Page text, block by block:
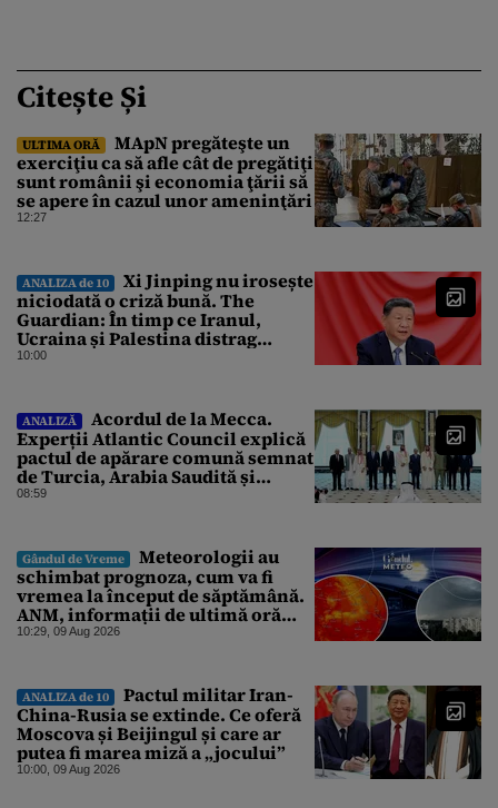
Citește Și
ULTIMA ORĂ
MApN pregăteşte un
exerciţiu ca să afle cât de pregătiţi
sunt românii şi economia ţării să
se apere în cazul unor ameninţări
12:27
ANALIZA de 10
Xi Jinping nu irosește
niciodată o criză bună. The
Guardian: În timp ce Iranul,
Ucraina și Palestina distrag
atenția lumii, el strânge șurubul
10:00
ANALIZĂ
Acordul de la Mecca.
Experții Atlantic Council explică
pactul de apărare comună semnat
de Turcia, Arabia Saudită și
Pakistan
08:59
Gândul de Vreme
Meteorologii au
schimbat prognoza, cum va fi
vremea la început de săptămână.
ANM, informații de ultimă oră
pentru Gândul
10:29, 09 Aug 2026
ANALIZA de 10
Pactul militar Iran-
China-Rusia se extinde. Ce oferă
Moscova și Beijingul și care ar
putea fi marea miză a „jocului”
10:00, 09 Aug 2026